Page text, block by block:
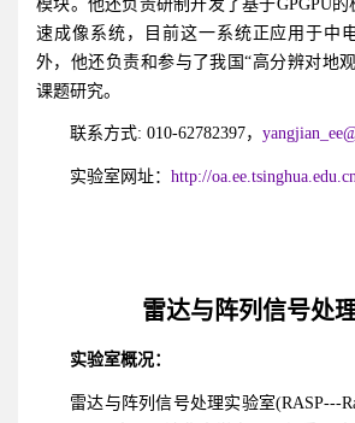
模块。他还负责研制开发了基于GPGPU
速成像系统，目前这一系统正应用于中
外，他还负责和参与了我国“高分辨对地
课题研究。
联系方式: 010-62782397，
实验室网址： http://
雷达与阵列信号处
实验室概况：
雷达与阵列信号处理实验室(RASP---